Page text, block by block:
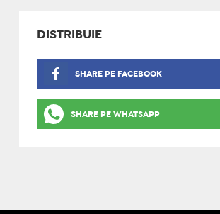
DISTRIBUIE
SHARE PE FACEBOOK
SHARE PE WHATSAPP